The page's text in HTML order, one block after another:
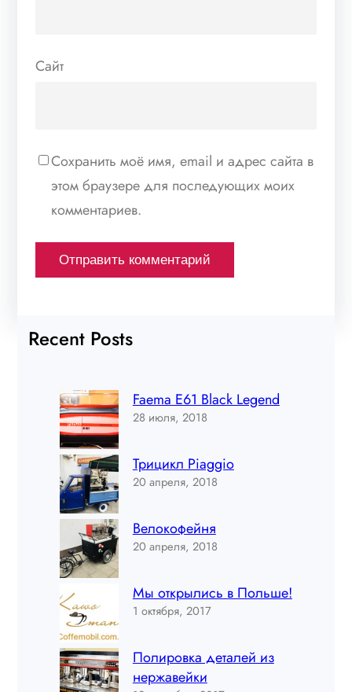
Сайт
Сохранить моё имя, email и адрес сайта в
этом браузере для последующих моих
комментариев.
Recent Posts
Faema E61 Black Legend
28 июля, 2018
Трицикл Piaggio
20 апреля, 2018
Велокофейня
20 апреля, 2018
Мы открылись в Польше!
1 октября, 2017
Полировка деталей из
нержавейки